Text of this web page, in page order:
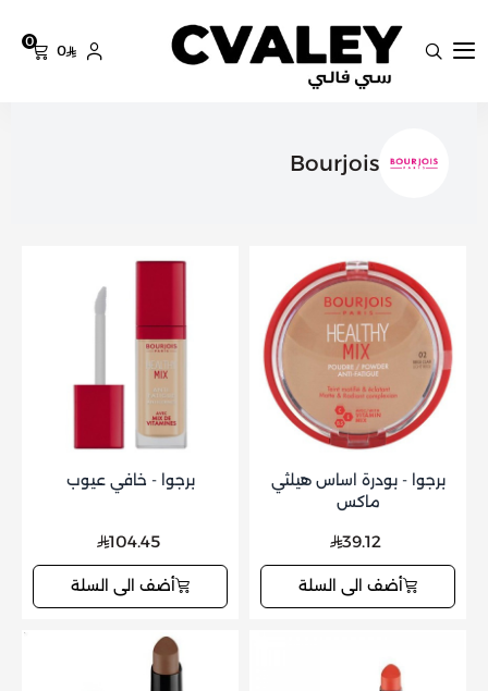
سي فالي
0
0
Bourjois
برجوا - بودرة اساس هيلثي
ماكس
39.12
أضف الى السلة
برجوا - خافي عيوب
104.45
أضف الى السلة